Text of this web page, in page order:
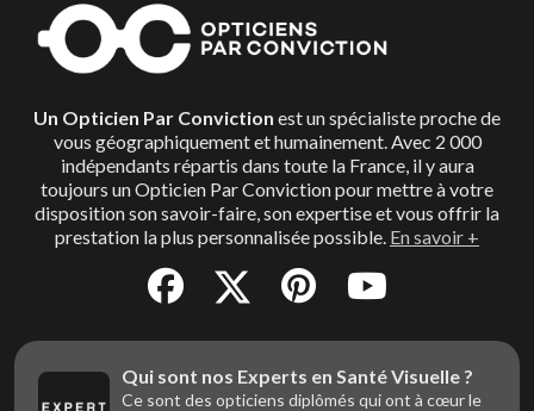
Un Opticien Par Conviction est un spécialiste proche de
vous géographiquement et humainement. Avec 2 000
indépendants répartis dans toute la France, il y aura
toujours un Opticien Par Conviction pour mettre à votre
disposition son savoir-faire, son expertise et vous offrir la
prestation la plus personnalisée possible. En savoir +
Qui sont nos Experts en Santé Visuelle ?
Ce sont des opticiens diplômés qui ont à cœur le